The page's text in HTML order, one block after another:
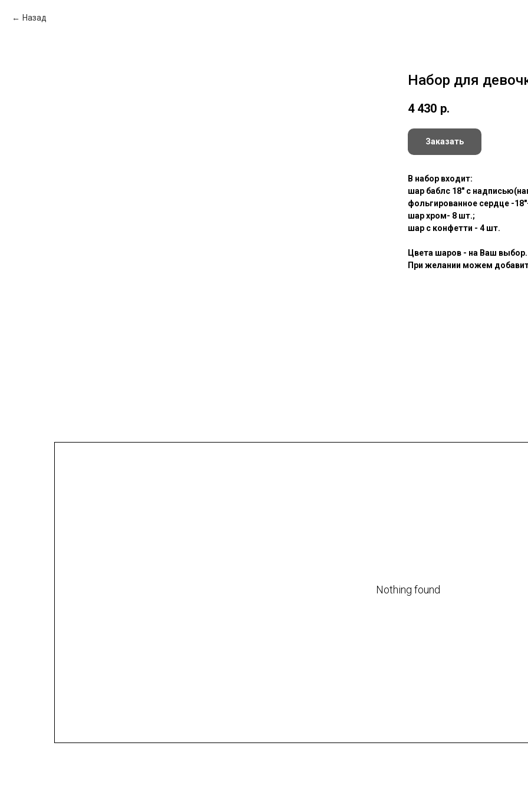
Назад
Набор для
4 430 р.
Заказать
В набор входит:
шар баблс 18" с
фольгированное сердце -
шар хром- 8 шт.;
шар с конфетти - 4 шт.
Цвета шаров - на Ваш выбор.
При желании можем
Nothing found